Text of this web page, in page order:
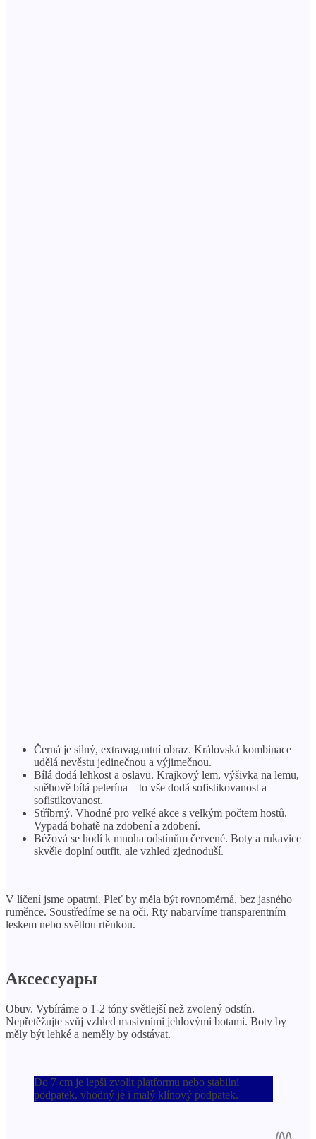
Černá je silný, extravagantní obraz. Královská kombinace
udělá nevěstu jedinečnou a výjimečnou.
Bílá dodá lehkost a oslavu. Krajkový lem, výšivka na lemu,
sněhově bílá pelerína – to vše dodá sofistikovanost a
sofistikovanost.
Stříbrný. Vhodné pro velké akce s velkým počtem hostů.
Vypadá bohatě na zdobení a zdobení.
Béžová se hodí k mnoha odstínům červené. Boty a rukavice
skvěle doplní outfit, ale vzhled zjednoduší.
V líčení jsme opatrní. Pleť by měla být rovnoměrná, bez jasného
ruměnce. Soustředíme se na oči. Rty nabarvíme transparentním
leskem nebo světlou rtěnkou.
Аксессуары
Obuv. Vybíráme o 1-2 tóny světlejší než zvolený odstín.
Nepřetěžujte svůj vzhled masivními jehlovými botami. Boty by
měly být lehké a neměly by odstávat.
Do 7 cm je lepší zvolit platformu nebo stabilní
podpatek, vhodný je i malý klínový podpatek.